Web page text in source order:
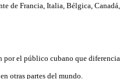
de Francia, Italia, Bélgica, Canadá,
por el público cubano que diferencia
otras partes del mundo.